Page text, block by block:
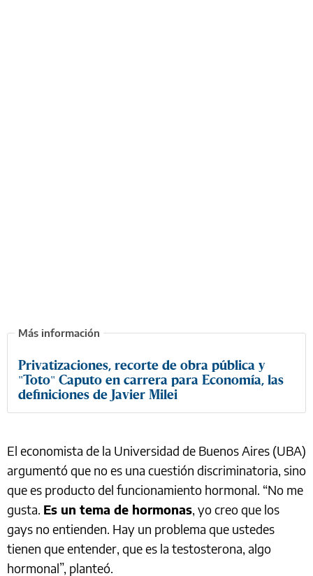
Privatizaciones, recorte de obra pública y
"Toto" Caputo en carrera para Economía, las
definiciones de Javier Milei
El economista de la Universidad de Buenos Aires (UBA)
argumentó que no es una cuestión discriminatoria, sino
que es producto del funcionamiento hormonal. “No me
gusta. Es un tema de hormonas, yo creo que los
gays no entienden. Hay un problema que ustedes
tienen que entender, que es la testosterona, algo
hormonal”, planteó.